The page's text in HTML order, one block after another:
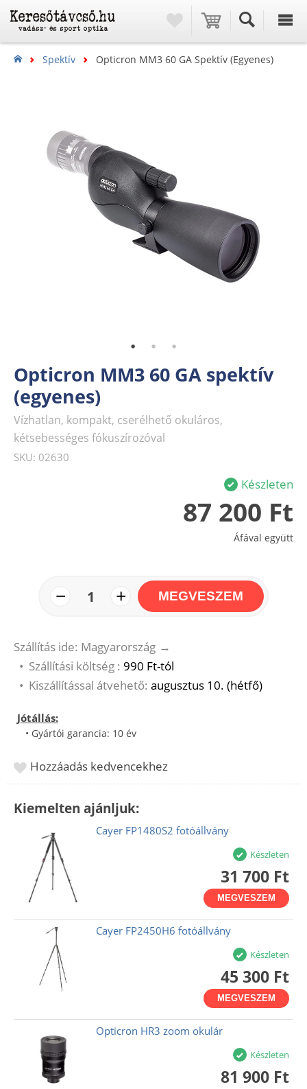
Spektív Opticron MM3 60 GA Spektív (egyenes)
Opticron MM3 60 GA spektív
(egyenes)
Vízhatlan, kompakt, cserélhető okuláros,
kétsebességes fókuszírozóval
SKU: 02630
Készleten
87 200 Ft
Áfával együtt
− 1 + MEGVESZEM
Szállítás ide: Magyarország →
• Szállítási költség : 990 Ft-tól
• Kiszállítással átvehető: augusztus 10. (hétfő)
Jótállás:
• Gyártói garancia: 10 év
Hozzáadás kedvencekhez
Kiemelten ajánljuk:
Cayer FP1480S2 fotóállvány
Készleten
31 700 Ft
MEGVESZEM
Cayer FP2450H6 fotóállvány
Készleten
45 300 Ft
MEGVESZEM
Opticron HR3 zoom okulár
Készleten
81 900 Ft